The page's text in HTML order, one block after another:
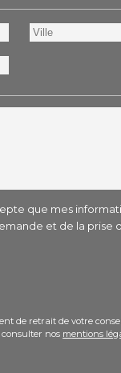
Ville
que mes
et de la prise
de retrait de votre
nos mentions